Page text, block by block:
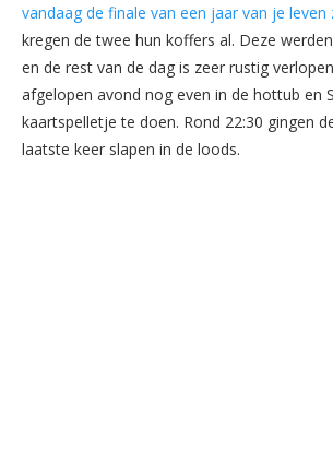
vandaag de finale van een jaar van je leven
kregen de twee hun koffers al. Deze
en de rest van de dag is zeer rustig
afgelopen avond nog even in de hottub en
kaartspelletje te doen. Rond 22:30 gingen
laatste keer slapen in de loods.